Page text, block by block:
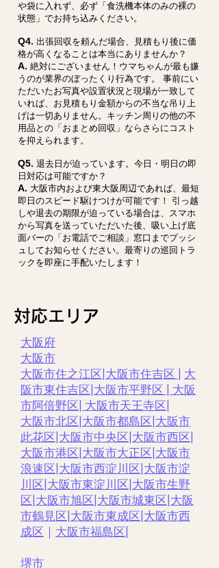
や袋に入れず、必ず「食洗機本体のみの裸の
状態」でお持ち込みください。
Q4. 出張回収を頼んだ場合、見積もり後に価
格が高くなることは本当にありませんか？
A. 絶対にございません！ウマちゃんが最も嫌
うのが業界のぼったくり行為です。 事前にい
ただいたお写真や設置状況と現場が一致して
いれば、お見積もり金額からの不当な吊り上
げは一切ありません。キッチン周りの他の不
用品との「おまとめ回収」ならさらにコスト
を抑えられます。
Q5. 退去日が迫っています。今日・明日の即
日対応は可能ですか？
A. 大阪市内および東大阪周辺であれば、最短
即日のスピード駆けつけが可能です！ 引っ越
しや退去の期限が迫っている場合は、スマホ
から写真を送っていただいた後、吸い上げ底
面バーの「お電話でご相談」窓口までプッシ
ュしてお知らせください。最寄りの巡回トラ
ックを即座に手配いたします！
対応エリア
大阪府
大阪市
大阪市住之江区 大阪市住吉区
大
阪市東住吉区 大阪市平野区
大阪
市阿倍野区 大阪市天王寺区
大阪市北区 大阪市都島区 大阪市
此花区 大阪市中央区 大阪市西区
大阪市港区 大阪市大正区 大阪市
浪速区 大阪市西淀川区 大阪市淀
川区 大阪市東淀川区 大阪市生野
区 大阪市旭区 大阪市城東区 大阪
市鶴見区 大阪市東成区 大阪市西
成区 ｜ 大阪市福島区
堺市